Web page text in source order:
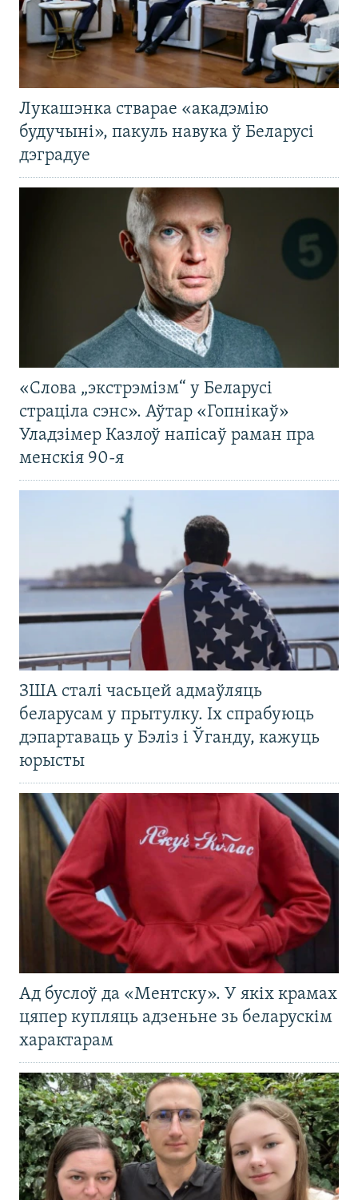
Лукашэнка стварае «акадэмію
будучыні», пакуль навука ў Беларусі
дэградуе
«Слова „экстрэмізм“ у Беларусі
страціла сэнс». Аўтар «Гопнікаў»
Уладзімер Казлоў напісаў раман пра
менскія 90-я
ЗША сталі часьцей адмаўляць
беларусам у прытулку. Іх спрабуюць
дэпартаваць у Бэліз і Ўганду, кажуць
юрысты
Ад буслоў да «Ментску». У якіх крамах
цяпер купляць адзеньне зь беларускім
характарам